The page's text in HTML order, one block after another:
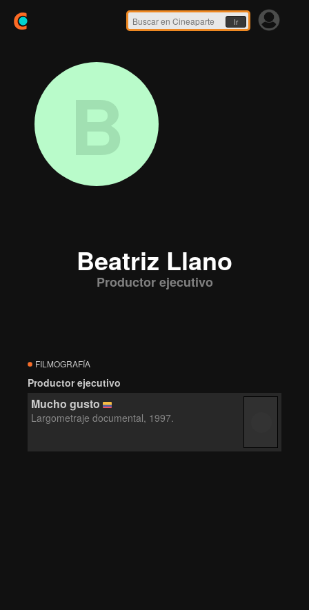
Ir
B
Beatriz Llano
Productor ejecutivo
FILMOGRAFÍA
Productor ejecutivo
Mucho gusto
Largometraje documental, 1997.